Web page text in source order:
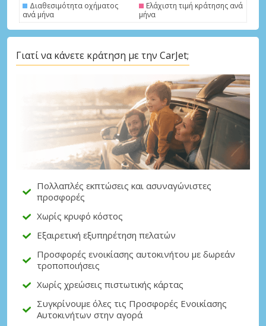
Μεγάλες εξοικονομήσεις
Αποκτήστε πρόσβαση σε αποκλειστικές
προσφορές συνεργατών
Σύνδεση με eLink
Διαθεσιμότητα οχήματος
ανά μήνα
Ελάχιστη τιμή κράτησης ανά
μήνα
Γιατί να κάνετε κράτηση με την CarJet;
Πολλαπλές εκπτώσεις και ασυναγώνιστες
προσφορές
Χωρίς κρυφό κόστος
Εξαιρετική εξυπηρέτηση πελατών
Προσφορές ενοικίασης αυτοκινήτου με δωρεάν
τροποποιήσεις
Χωρίς χρεώσεις πιστωτικής κάρτας
Συγκρίνουμε όλες τις Προσφορές Ενοικίασης
Αυτοκινήτων στην αγορά